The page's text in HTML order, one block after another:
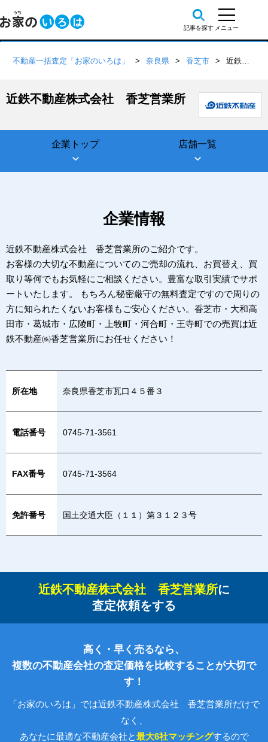
不動産一括査定「お家のいろは」 奈良県 香芝市 近鉄不動産株式会社 香芝営業所
近鉄不動産株式会社 香芝営業所
企業トップ 店舗一覧
企業情報
近鉄不動産株式会社 香芝営業所のご紹介です。
お客様の大切な不動産についてのご売却の流れ、お買替え、買
取り等何でもお気軽にご相談ください。豊富な取引実績でサポ
ートいたします。 もちろん秘密厳守の無料査定ですので周りの
方に知られたくないお客様もご安心ください。香芝市・大和高
田市・葛城市・広陵町・上牧町・河合町・王寺町での売買は近
鉄不動産㈱香芝営業所にお任せください！
所在地 奈良県香芝市瓦口４５番３
電話番号 0745-71-3561
FAX番号 0745-71-3564
免許番号 国土交通大臣（１１）第３１２３号
近鉄不動産株式会社 香芝営業所に
査定依頼をする
高く・早く売るなら、
複数の不動産会社の査定価格を比較することが大切で
す！
「お家のいろは」では近鉄不動産株式会社 香芝営業所だけで
なく、
あなたに最適な不動産会社と最大6社マッチングするので